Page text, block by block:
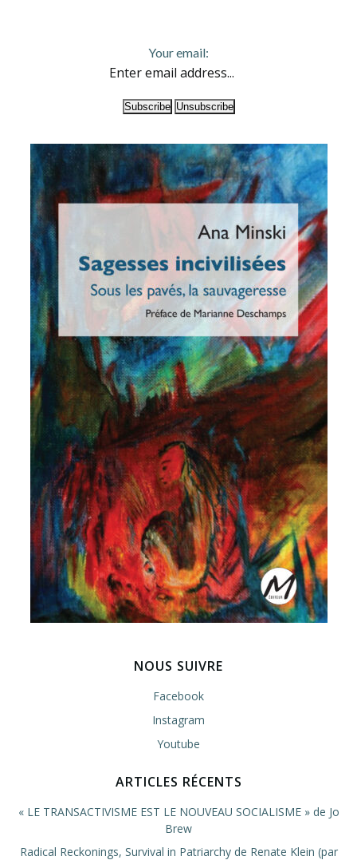
Your email:
NOUS SUIVRE
Facebook
Instagram
Youtube
ARTICLES RÉCENTS
« LE TRANSACTIVISME EST LE NOUVEAU SOCIALISME » de Jo
Brew
Radical Reckonings, Survival in Patriarchy de Renate Klein (par